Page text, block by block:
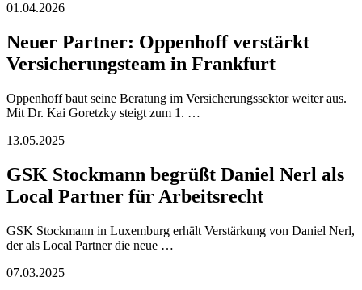
01.04.2026
Neuer Partner: Oppenhoff verstärkt
Versicherungsteam in Frankfurt
Oppenhoff baut seine Beratung im Versicherungssektor weiter aus.
Mit Dr. Kai Goretzky steigt zum 1. …
13.05.2025
GSK Stockmann begrüßt Daniel Nerl als
Local Partner für Arbeitsrecht
GSK Stockmann in Luxemburg erhält Verstärkung von Daniel Nerl,
der als Local Partner die neue …
07.03.2025